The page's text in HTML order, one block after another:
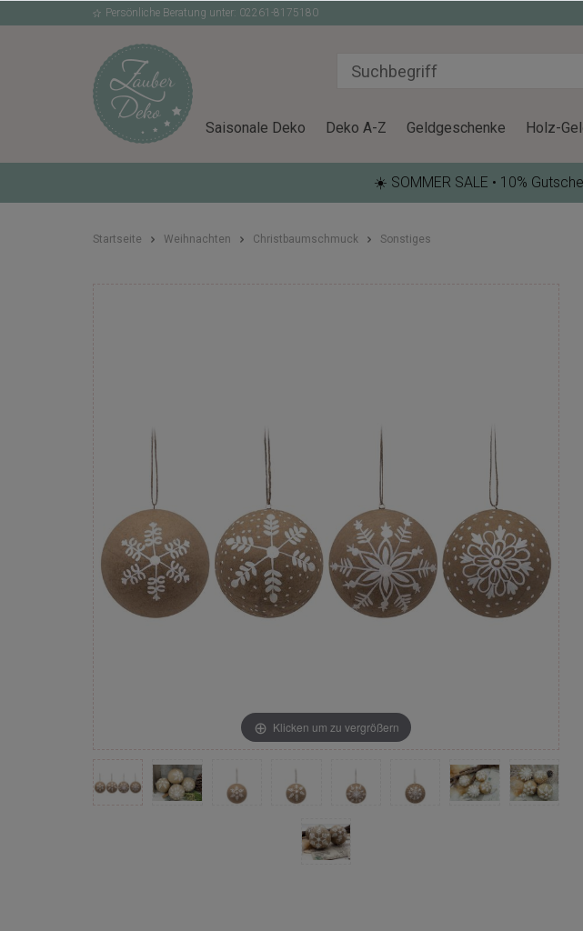
Persönliche Beratung unter: 02261-8175180
Saisonale Deko Deko A-Z Geldgeschenke Holz-
☀️ SOMMER SALE • 10%
Startseite Weihnachten Christbaumschmuck Sonstiges
Klicken um zu vergrößern